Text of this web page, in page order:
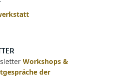
Workshops &
der